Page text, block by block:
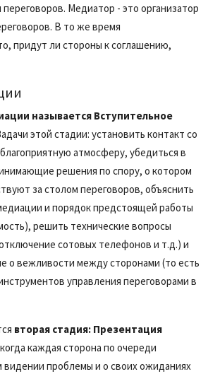
Медиатор - это организатор
В то же время
придут ли стороны к соглашению,
называется Вступительное
этой стадии: установить контакт со
атмосферу, убедиться в
решения по спору, о котором
за столом переговоров, объяснить
и порядок предстоящей работы
решить технические вопросы
сотовых телефонов и т.д.) и
о вежливости между сторонами (то есть
управления переговорами в
вторая стадия: Презентация
каждая сторона по очереди
видении проблемы и о своих ожиданиях